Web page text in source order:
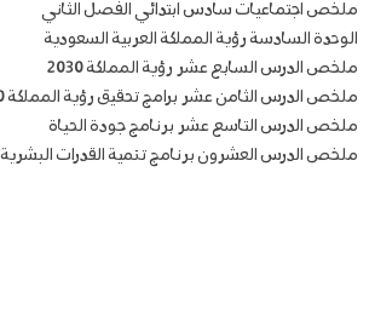
ملخص اجتماعيات سادس ابتدائي الفصل الثاني
الوحدة السادسة رؤية المملكة العربية السعودية
ملخص الدرس السابع عشر رؤية المملكة 2030
ملخص الدرس الثامن عشر برامج تحقيق رؤية المملكة 2030
ملخص الدرس التاسع عشر برنامج جودة الحياة
ملخص الدرس العشرون برنامج تنمية القدرات البشرية